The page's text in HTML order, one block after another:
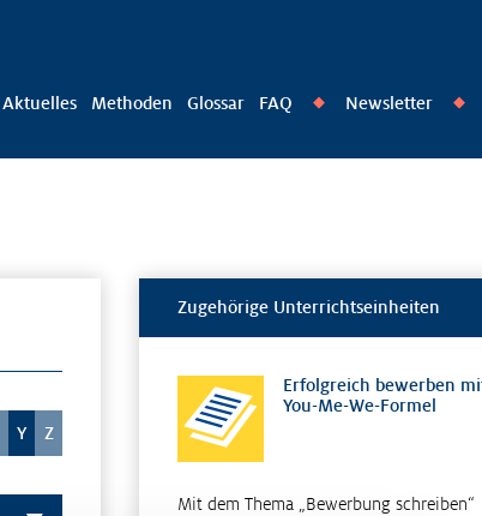
Aktuelles Methoden Glossar FAQ ◆ Newsletter ◆
Y Z
Zugehörige Unterrichtseinheiten
Erfolgreich bewerben
You-Me-We-Formel
Mit dem Thema „Bewerbung schreiben“